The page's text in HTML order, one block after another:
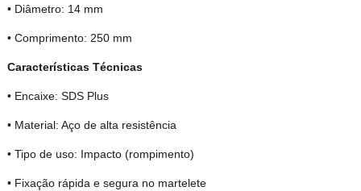
• Diâmetro: 14 mm
• Comprimento: 250 mm
Características Técnicas
• Encaixe: SDS Plus
• Material: Aço de alta resistência
• Tipo de uso: Impacto (rompimento)
• Fixação rápida e segura no martelete